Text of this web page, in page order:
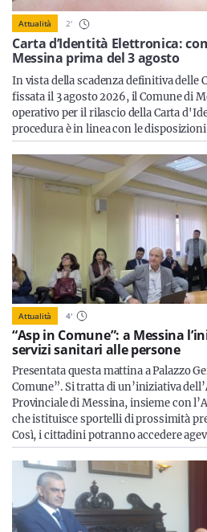
Servizi
Resta sempre aggiornato con le
nostra newsletter
Carta d’Identità Elettronica:
Messina prima del 3 agosto
Attualità 2'
In vista della scadenza definitiva delle
fissata il 3 agosto 2026, il Comune di
operativo per il rilascio della Carta
procedura è in linea con le
Attualità 4'
“Asp in Comune”: a Messina
servizi sanitari alle persone
Presentata questa mattina a Palazzo
Comune”. Si tratta di un’iniziativa
Provinciale di Messina, insieme con
che istituisce sportelli di prossimità
Così, i cittadini potranno accedere